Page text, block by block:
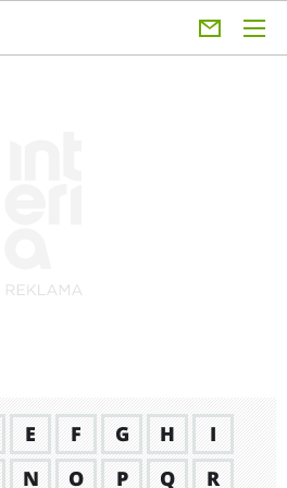
E F G H
I
N O P Q R